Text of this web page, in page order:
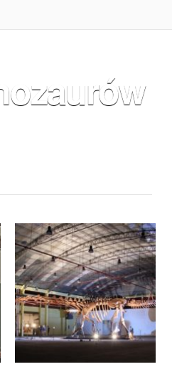
19 SIERPNIA 2017
Patagotitan –
(Nie)Największy znany
dinozaur